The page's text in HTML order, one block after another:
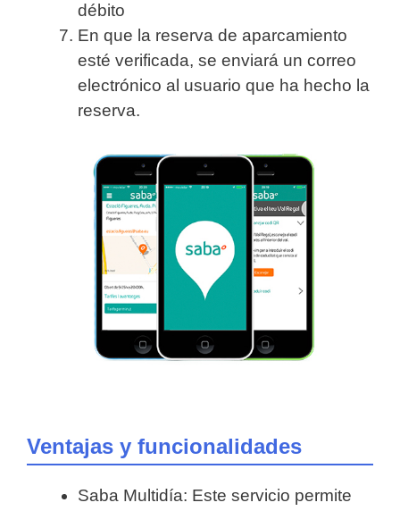
débito
En que la reserva de aparcamiento
esté verificada, se enviará un correo
electrónico al usuario que ha hecho la
reserva.
Ventajas y funcionalidades
Saba Multidía: Este servicio permite